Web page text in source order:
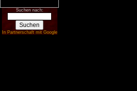
Suchen nach:
In Partnerschaft mit Google